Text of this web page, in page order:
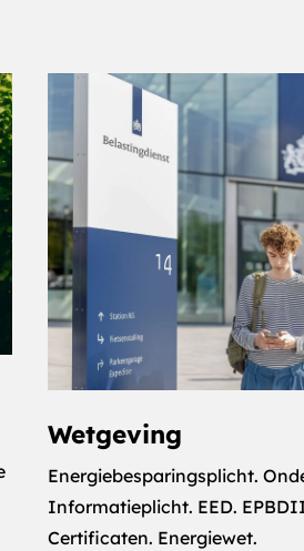
Wetgeving
Energiebesparingsplicht.
Informatieplicht. EED.
Certificaten. Energiewet.